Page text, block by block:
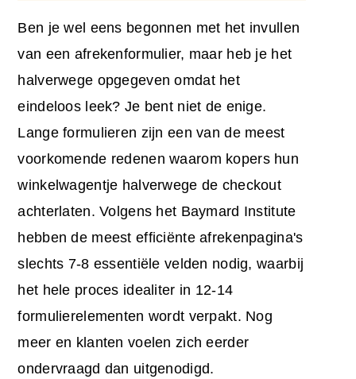
Ben je wel eens begonnen met het invullen
van een afrekenformulier, maar heb je het
halverwege opgegeven omdat het
eindeloos leek? Je bent niet de enige.
Lange formulieren zijn een van de meest
voorkomende redenen waarom kopers hun
winkelwagentje halverwege de checkout
achterlaten. Volgens het Baymard Institute
hebben de meest efficiënte afrekenpagina's
slechts 7-8 essentiële velden nodig, waarbij
het hele proces idealiter in 12-14
formulierelementen wordt verpakt. Nog
meer en klanten voelen zich eerder
ondervraagd dan uitgenodigd.